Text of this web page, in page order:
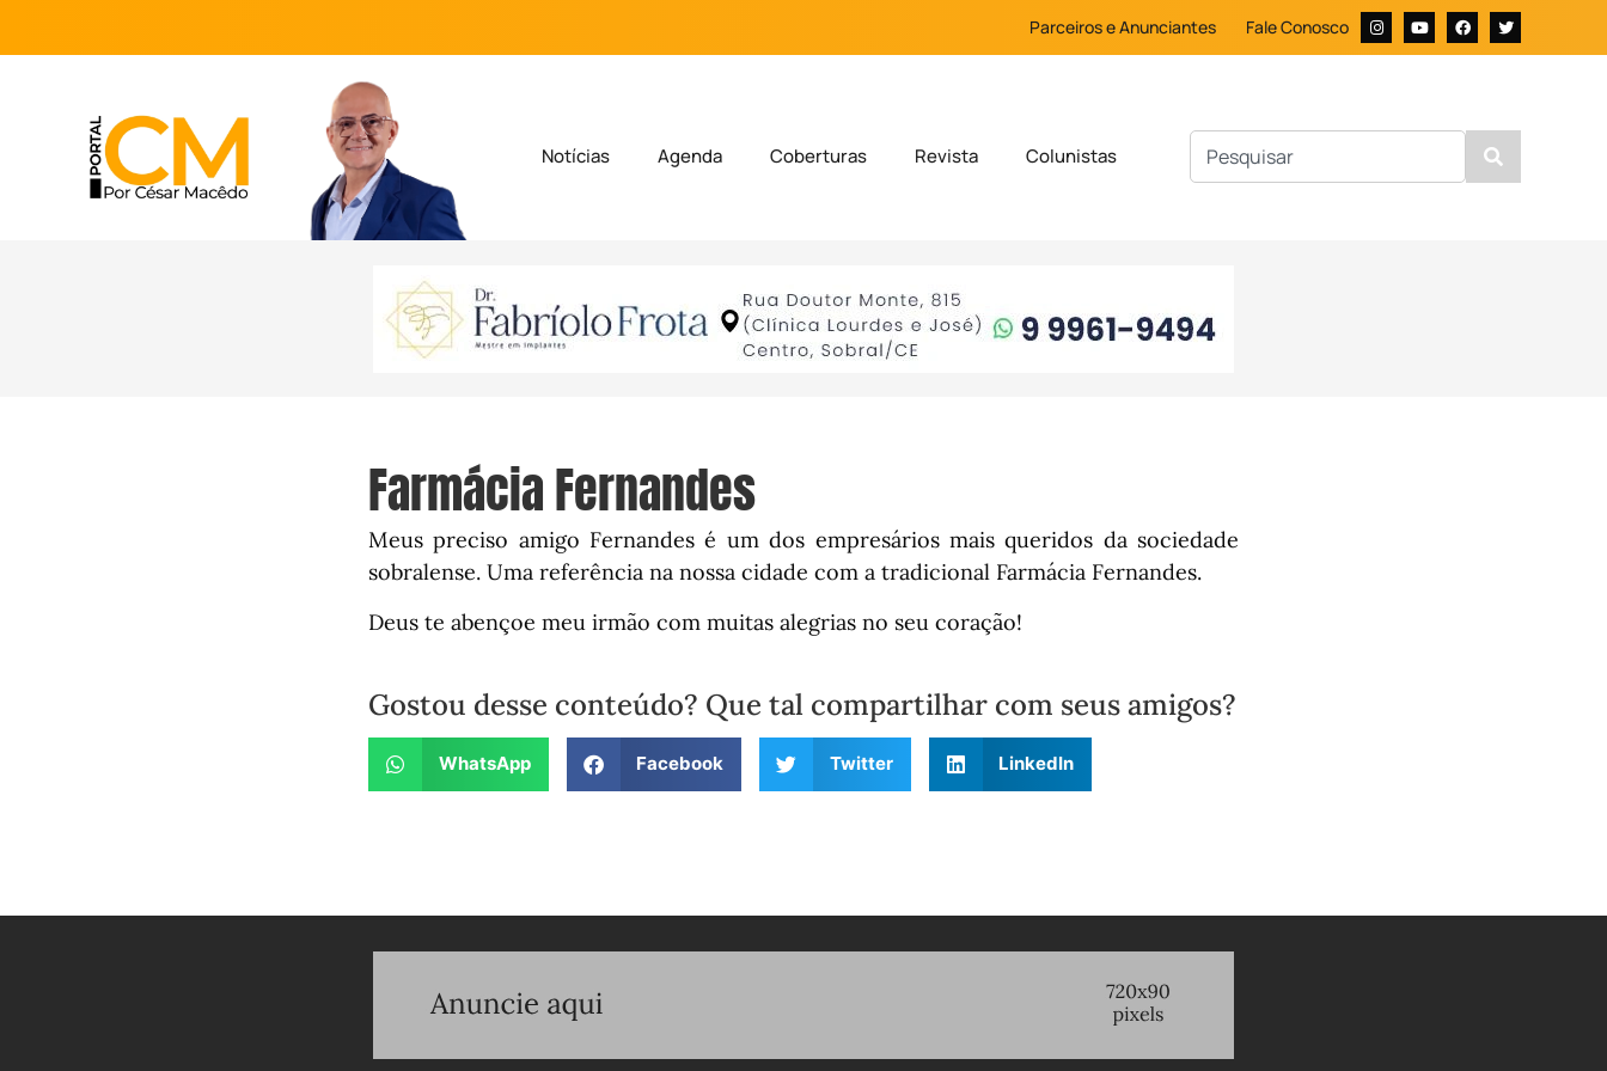
Parceiros e Anunciantes Fale Conosco
Notícias Agenda Coberturas Revista Colunistas
Farmácia Fernandes
Meus preciso amigo Fernandes é um dos empresários mais queridos da sociedade
sobralense. Uma referência na nossa cidade com a tradicional Farmácia Fernandes.
Deus te abençoe meu irmão com muitas alegrias no seu coração!
Gostou desse conteúdo? Que tal compartilhar com seus amigos?
WhatsApp Facebook Twitter LinkedIn